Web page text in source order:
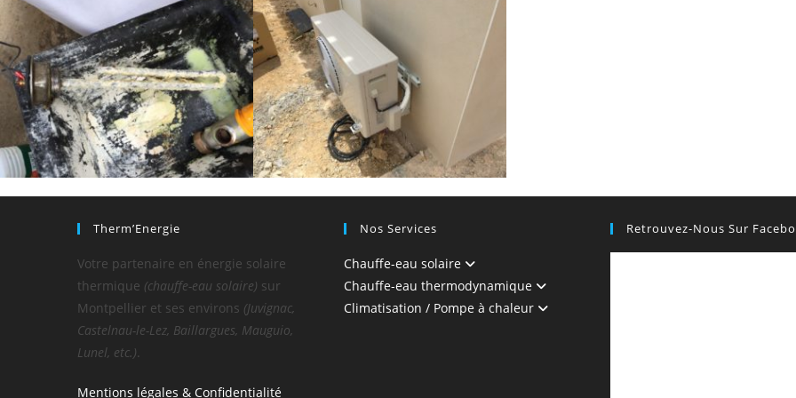
Therm’Energie
Votre partenaire en énergie solaire
thermique (chauffe-eau solaire) sur
Montpellier et ses environs (Juvignac,
Castelnau-le-Lez, Baillargues, Mauguio,
Lunel, etc.).
Mentions légales & Confidentialité
Nos Services
Chauffe-eau solaire
Chauffe-eau thermodynamique
Climatisation / Pompe à chaleur
Retrouvez-Nous Sur